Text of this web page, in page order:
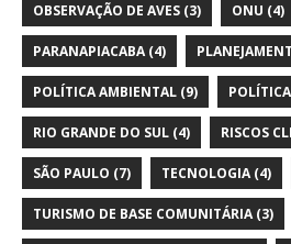
OBSERVAÇÃO DE AVES (3) ONU (4)
PARANAPIACABA(4)
POLÍTICA AMBIENTAL (9)
RIO GRANDE DO SUL (4) RISCOS
SÃO PAULO (7) TECNOLOGIA(4)
TURISMO DE BASE COMUNITÁRIA(3)